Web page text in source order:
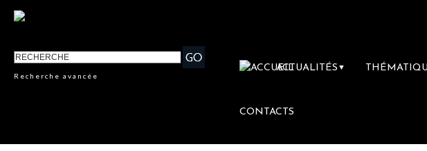
Recherche avancée
ACTUALITÉS ▼
CONTACTS